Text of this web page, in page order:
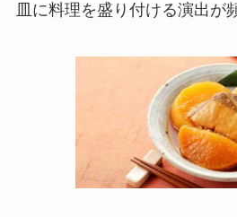
皿に料理を盛り付ける演出が